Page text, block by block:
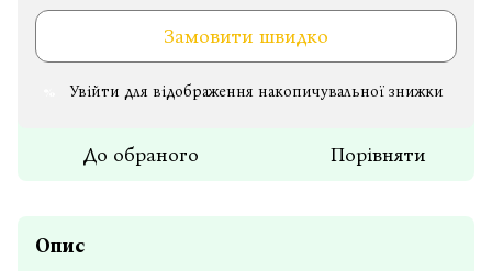
Замовити швидко
Увійти для відображення накопичувальної знижки
До обраного Порівняти
Опис